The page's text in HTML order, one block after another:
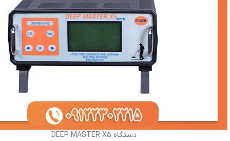
دستگاه DEEP MASTER X5